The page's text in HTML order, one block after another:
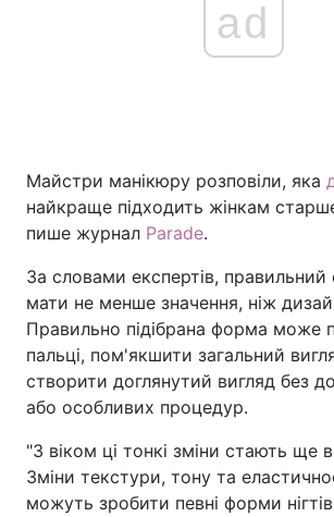
ad
Майстри манікюру розповіли, яка
найкраще підходить жінкам
пише журнал Parade.
За словами експертів,
мати не менше значення, ніж дизайн
Правильно підібрана форма може
пальці, пом'якшити загальний
створити доглянутий вигляд без
або особливих процедур.
"З віком ці тонкі зміни стають ще
Зміни текстури, тону та
можуть зробити певні форми